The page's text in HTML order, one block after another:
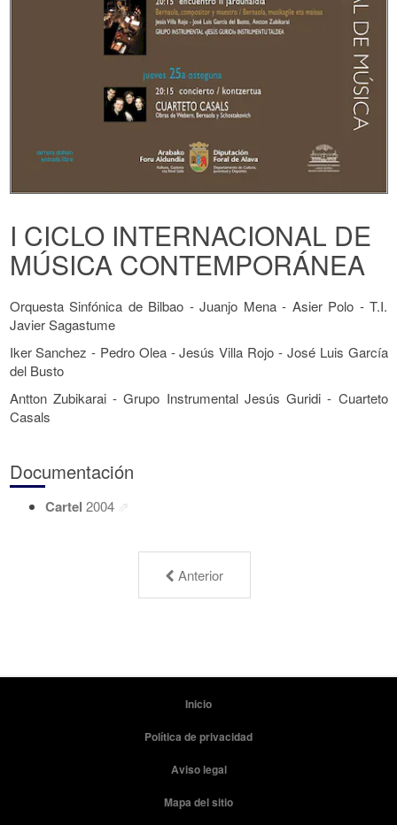
I CICLO INTERNACIONAL DE
MÚSICA CONTEMPORÁNEA
Orquesta Sinfónica de Bilbao - Juanjo Mena - Asier Polo - T.I.
Javier Sagastume
Iker Sanchez - Pedro Olea - Jesús Villa Rojo - José Luis García
del Busto
Antton Zubikarai - Grupo Instrumental Jesús Guridi - Cuarteto
Casals
Documentación
Cartel 2004
Anterior
Inicio
Política de privacidad
Aviso legal
Mapa del sitio